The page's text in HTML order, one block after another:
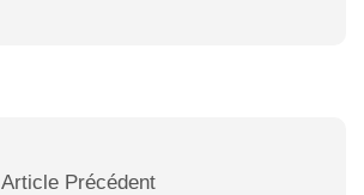
Article Précédent